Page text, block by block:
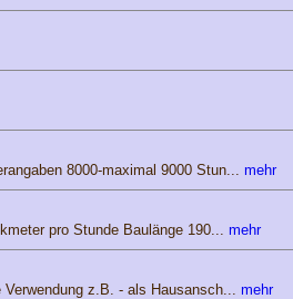
8000-maximal 9000 Stun... mehr
pro Stunde Baulänge 190... mehr
z.B. - als Hausansch... mehr